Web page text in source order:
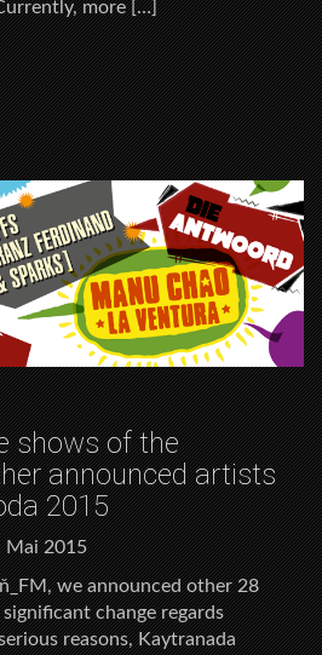
more […]
shows of the
announced artists
2015
Mai 2015
we announced other 28
change regards
reasons, Kaytranada